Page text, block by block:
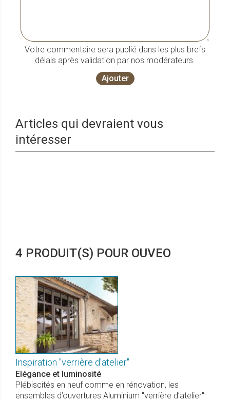
Votre commentaire sera publié dans les plus brefs
délais après validation par nos modérateurs.
Ajouter
Articles qui devraient vous
intéresser
4 PRODUIT(S) POUR OUVEO
Inspiration "verrière d'atelier"
Elégance et luminosité
Plébiscités en neuf comme en rénovation, les
ensembles d’ouvertures Aluminium "verrière d’atelier"